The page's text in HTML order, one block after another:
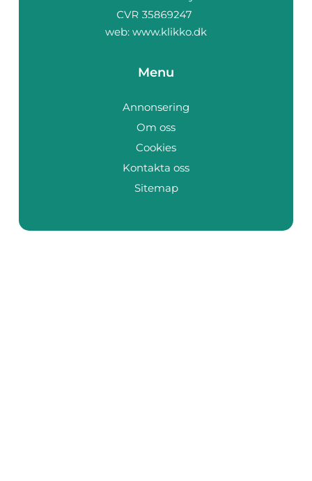
web: www.klikko.dk
Menu
Annonsering
Om oss
Cookies
Kontakta oss
Sitemap